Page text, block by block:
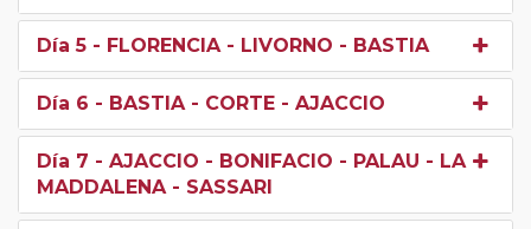
Día 5 - FLORENCIA - LIVORNO - BASTIA
Día 6 - BASTIA - CORTE - AJACCIO
Día 7 - AJACCIO - BONIFACIO - PALAU - LA
MADDALENA - SASSARI